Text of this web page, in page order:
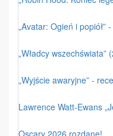
„Avatar: Ogień i popiół”
„Władcy wszechświata”
„Wyjście awaryjne” -
Lawrence Watt-Ewans
Oscary 2026 rozdane!